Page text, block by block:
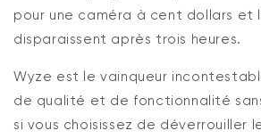
pour une caméra à cent dollars et
disparaissent après trois heures.
Wyze est le vainqueur
de qualité et de fonctionnalité
si vous choisissez de déverrouiller